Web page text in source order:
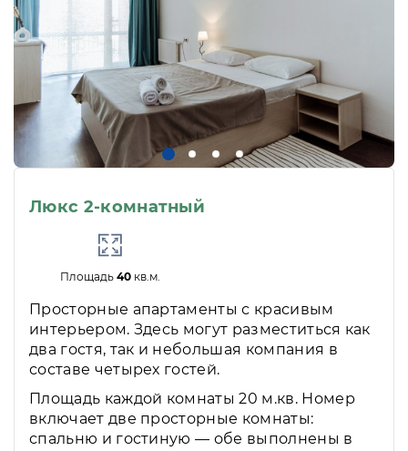
Люкс 2-комнатный
Площадь 40кв.м.
Просторные апартаменты с красивым
интерьером. Здесь могут разместиться как
два гостя, так и небольшая компания в
составе четырех гостей.
Площадь каждой комнаты 20 м.кв. Номер
включает две просторные комнаты:
спальню и гостиную — обе выполнены в